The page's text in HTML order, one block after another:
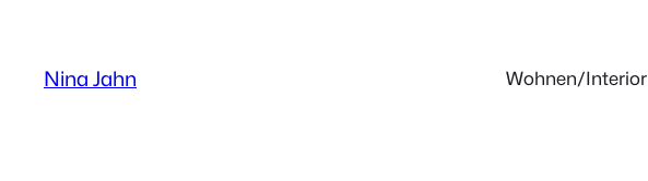
springen
Nina Jahn Wohnen/Interior